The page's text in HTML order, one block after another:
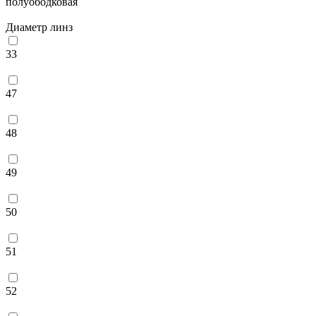
Диаметр линз
33
47
48
49
50
51
52